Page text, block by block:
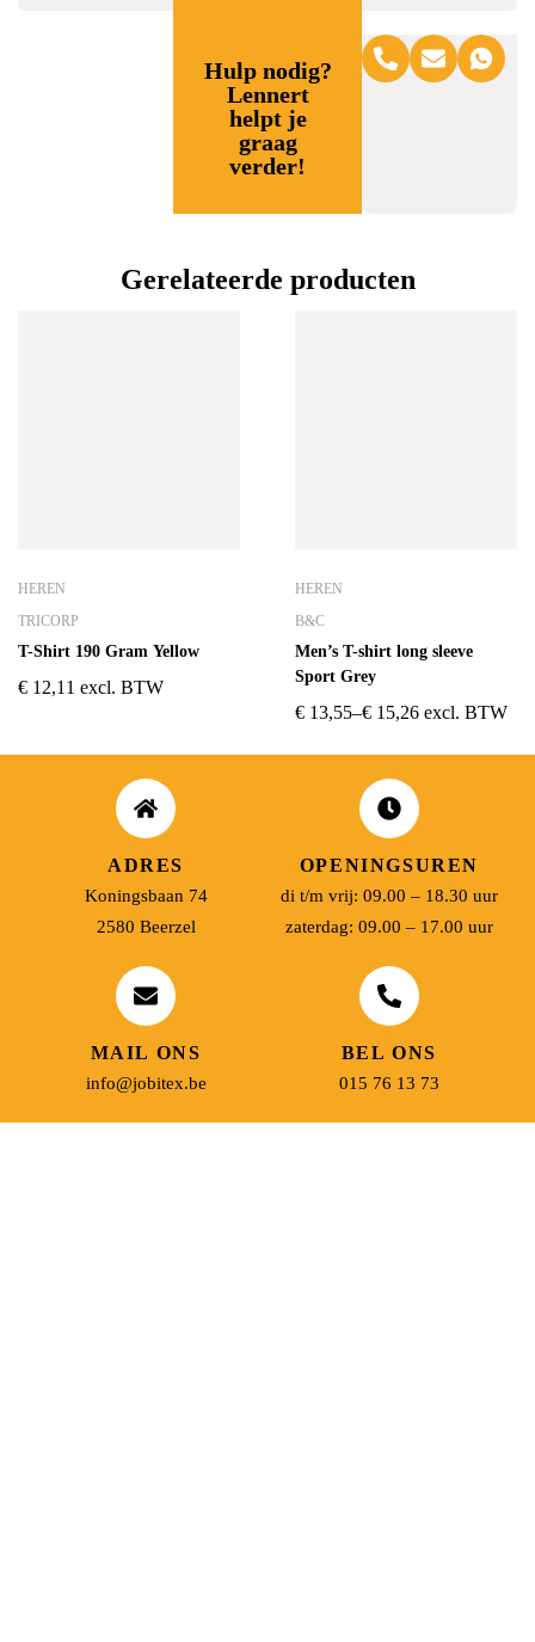
Hulp nodig?
Lennert
helpt je
graag
verder!
Gerelateerde producten
HEREN
TRICORP
T-Shirt 190 Gram Yellow
€ 12,11 excl. BTW
HEREN
B&C
Men’s T-shirt long sleeve
Sport Grey
€ 13,55–€ 15,26 excl. BTW
ADRES
Koningsbaan 74
2580 Beerzel
OPENINGSUREN
di t/m vrij: 09.00 – 18.30 uur
zaterdag: 09.00 – 17.00 uur
MAIL ONS
info@jobitex.be
BEL ONS
015 76 13 73